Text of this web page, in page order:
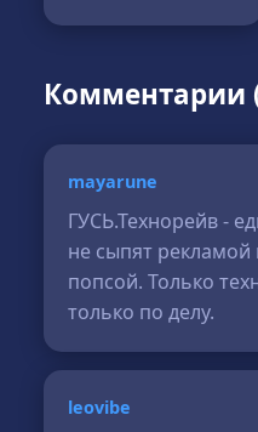
Комментарии
mayarune
ГУСЬ.Технорейв -
не сыпят
попсой. Только
только по делу.
leovibe